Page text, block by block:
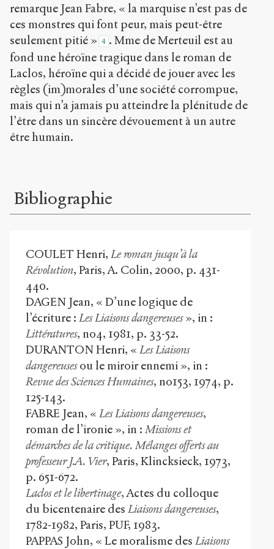
remarque Jean Fabre, « la marquise n’est pas de
ces monstres qui font peur, mais peut-être
seulement pitié » 4 . Mme de Merteuil est au
fond une héroïne tragique dans le roman de
Laclos, héroïne qui a décidé de jouer avec les
règles (im)morales d’une société corrompue,
mais qui n’a jamais pu atteindre la plénitude de
l’être dans un sincère dévouement à un autre
être humain.
Bibliographie
COULET Henri,Le roman jusqu’à la
Révolution, Paris, A. Colin, 2000, p. 431-
440.
DAGEN Jean, « D’une logique de
l’écriture :Les Liaisons dangereuses», in :
Littératures, no4, 1981, p. 33-52.
DURANTON Henri, «Les Liaisons
dangereusesou le miroir ennemi », in :
Revue des Sciences Humaines, no153, 1974, p.
125-143.
FABRE Jean, «Les Liaisons dangereuses,
roman de l’ironie », in :Missions et
démarches de la critique. Mélanges offerts au
professeur J.A. Vier, Paris, Klincksieck, 1973,
p. 651-672.
Laclos et le libertinage, Actes du colloque
du bicentenaire desLiaisons dangereuses,
1782-1982, Paris, PUF, 1983.
PAPPAS John, « Le moralisme desLiaisons